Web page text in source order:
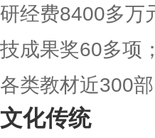
研经费8400多万
技成果奖60多项
各类教材近300部
文化传统